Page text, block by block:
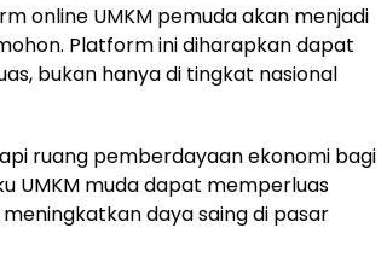
online UMKM pemuda akan menjadi
Platform ini diharapkan dapat
bukan hanya di tingkat nasional
ruang pemberdayaan ekonomi bagi
UMKM muda dapat memperluas
daya saing di pasar